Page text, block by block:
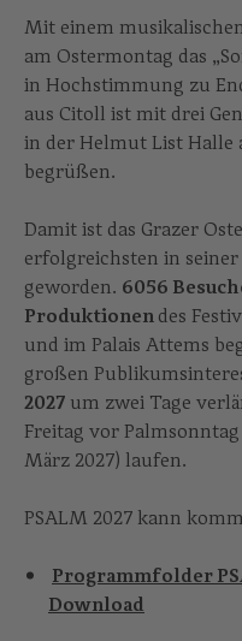
Mit einem
am Ostermontag das
in Hochstimmung zu
aus Citoll ist mit drei
in der Helmut List Halle
begrüßen.
Damit ist das Grazer
erfolgreichsten in
geworden. 6056
Produktionen des
und im Palais Attems
großen
2027 um zwei Tage
Freitag vor
März 2027) laufen.
PSALM 2027 kann
Programmfolder
Download